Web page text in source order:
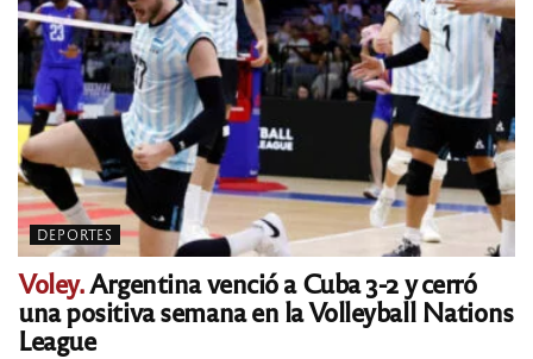
DEPORTES
Voley.Argentina venció a Cuba 3-2 y cerró
una positiva semana en la Volleyball Nations
League